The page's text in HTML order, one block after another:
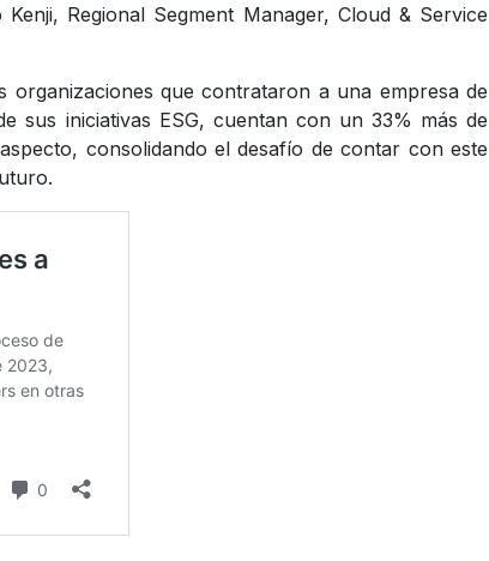
Regional Segment Manager, Cloud & Service
organizaciones que contrataron a una empresa de
sus iniciativas ESG, cuentan con un 33% más de
consolidando el desafío de contar con este